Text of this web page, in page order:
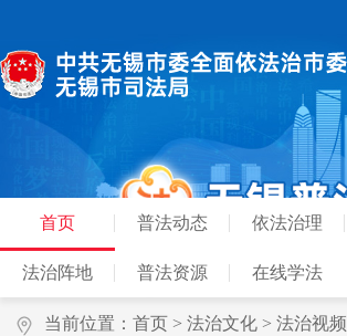
首页 普法动态 依法治理
法治阵地 普法资源 在线学法
当前位置： 首页 > 法治文化 > 法治视频